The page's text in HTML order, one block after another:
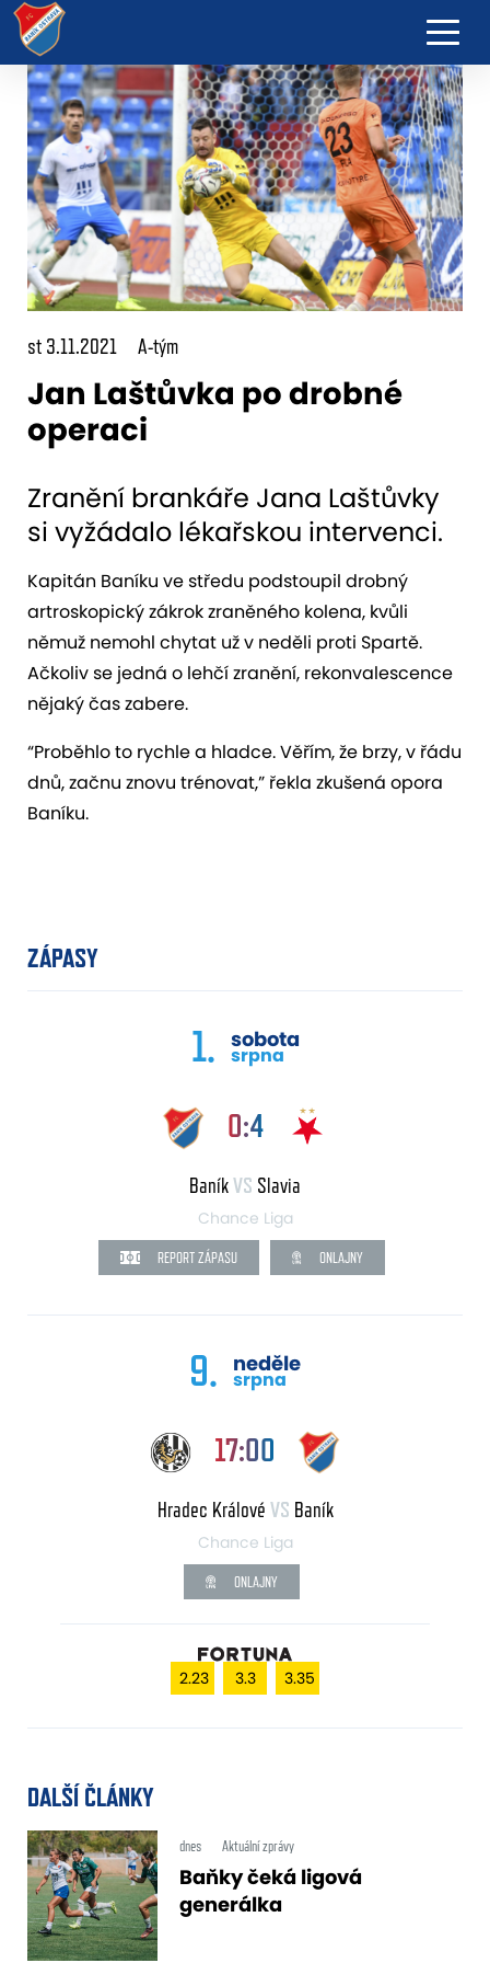
st 3.11.2021 A-tým
Jan Laštůvka po drobné
operaci
Zranění brankáře Jana Laštůvky
si vyžádalo lékařskou intervenci.
Kapitán Baníku ve středu podstoupil drobný
artroskopický zákrok zraněného kolena, kvůli
němuž nemohl chytat už v neděli proti Spartě.
Ačkoliv se jedná o lehčí zranění, rekonvalescence
nějaký čas zabere.
“Proběhlo to rychle a hladce. Věřím, že brzy, v řádu
dnů, začnu znovu trénovat,” řekla zkušená opora
Baníku.
ZÁPASY
1. sobota
srpna
0:4
BaníkVS Slavia
Chance Liga
REPORT ZÁPASU ONLAJNY
9. neděle
srpna
17:00
Hradec Králové VS Baník
Chance Liga
ONLAJNY
2.23 3.3 3.35
DALŠÍ ČLÁNKY
dnes Aktuální zprávy
Baňky čeká ligová
generálka